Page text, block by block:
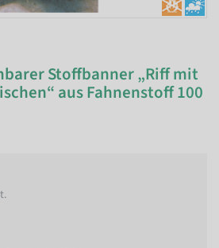
Stoffbanner „Riff mit
aus Fahnenstoff 100